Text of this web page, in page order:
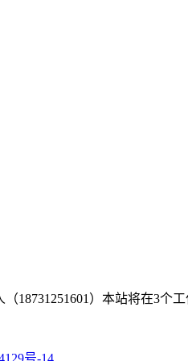
18731251601）本站将在3个工
号-14